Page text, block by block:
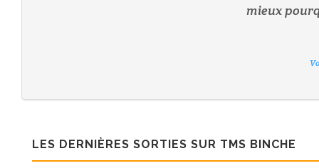
mieux
LES DERNIÈRES SORTIES SUR TMS BINCHE